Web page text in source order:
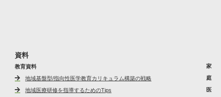
資料
教育資料
地域基盤型/指向性医学教育カリキュラム構築の戦略
地域医療研修を指導するためのTips
家
庭
医